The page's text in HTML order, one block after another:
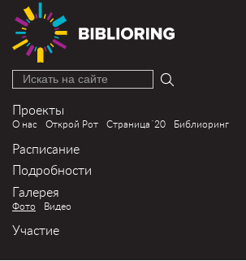
Искать на сайте
Проекты
О нас Открой Рот Страница´20 Библиоринг
Расписание
Подробности
Галерея
Фото Видео
Участие